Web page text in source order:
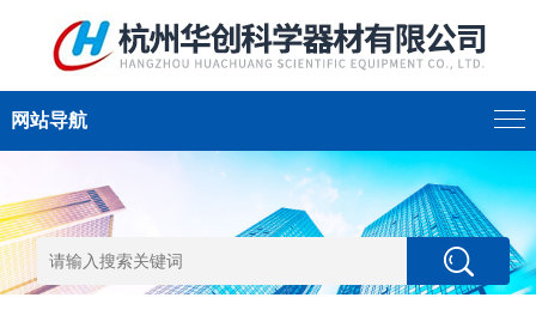
网站导航